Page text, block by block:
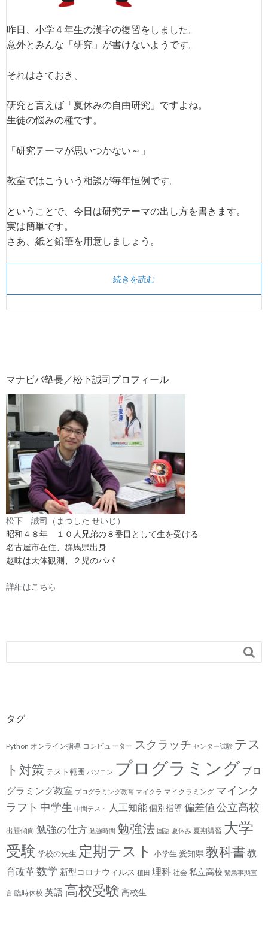
昨日、小学４年生の漢字の復習をしました。
意外とみんな「研究」が書けないようです。
それはさておき、
研究と言えば「夏休みの自由研究」ですよね。
生徒の悩みの種です。
「研究テーマが思いつかない～」
教室ではこういう相談が毎年恒例です。
ということで、今日は研究テーマの出し方を書きます。
実は簡単です。
さあ、紙と鉛筆を用意しましょう。
続きを読む
マナビバ塾長／松下誠司プロフィール
松下 誠司（まつした せいじ）
昭和４８年 １０人兄弟の８番目として生を受ける
名古屋市在住、群馬県出身
趣味は天体観測、２児のパパ
詳細はこちら

タグ
Python オンライン指導 コンピューター スクラッチ センター試験 テス
ト対策 テスト範囲 パソコン プログラミング プロ
グラミング教室 プログラミング教育 マイクラ マイクラミング マインク
ラフト 中学生 中間テスト 人工知能個別指導偏差値 公立高校
出題傾向 勉強の仕方 勉強時間 勉強法 国語 夏休み 夏期講習 大学
受験 学校の先生 定期テスト 小学生 愛知県 教科書 教
育改革数学 新型コロナウィルス 植田 理科 社会 私立高校 緊急事態宣
言 臨時休校 英語 高校受験 高校生